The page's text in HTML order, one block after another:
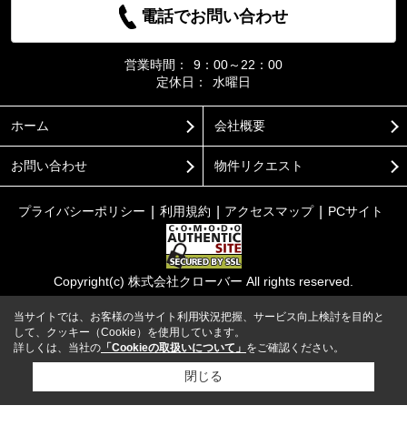
電話でお問い合わせ
営業時間：
9：00～22：00
定休日：
水曜日
ホーム 会社概要
お問い合わせ 物件リクエスト
プライバシーポリシー 利用規約 アクセスマップ PCサイト
Copyright(c) 株式会社クローバー All rights reserved.
当サイトでは、お客様の当サイト利用状況把握、サービス向上検討を目的と
して、クッキー（Cookie）を使用しています。
詳しくは、当社の 「Cookieの取扱いについて」 をご確認ください。
閉じる